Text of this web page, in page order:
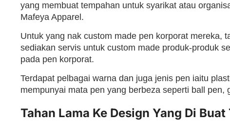
yang membuat tempahan untuk syarikat atau
Mafeya Apparel.
Untuk yang nak custom made pen korporat mereka,
sediakan servis untuk custom made produk-produk
pada pen korporat.
Terdapat pelbagai warna dan juga jenis pen iaitu
mempunyai mata pen yang berbeza seperti ball pen,
Tahan Lama Ke Design Yang Di Buat